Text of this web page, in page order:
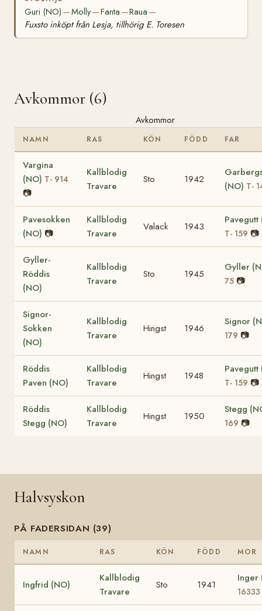
Guri (NO) —Molly—Fanta —Raua —
Fuxsto inköpt från Lesja, tillhörig E. Toresen
Avkommor (6)
Avkommor
NAMN RAS KÖN FÖDD FAR
Vargina
(NO) T- 914
📷
Kallblodig
Travare
Sto 1942
(NO) T-
Pavesokken
(NO) 📷
Kallblodig
Travare
Valack 1943
Pavegutt
T- 159 📷
Gyller-
Röddis
(NO)
Kallblodig
Travare
Sto 1945
Gyller
75 📷
Signor-
Sokken
(NO)
Kallblodig
Travare
Hingst 1946
Signor
179 📷
Röddis
Paven (NO)
Kallblodig
Travare
Hingst 1948
Pavegutt
T- 159 📷
Röddis
Stegg (NO)
Kallblodig
Travare
Hingst 1950
Stegg
169 📷
Halvsyskon
PÅ FADERSIDAN (39)
NAMN RAS KÖN FÖDD MOR
Ingfrid (NO)
Kallblodig
Travare
Sto 1941
Inger
16333